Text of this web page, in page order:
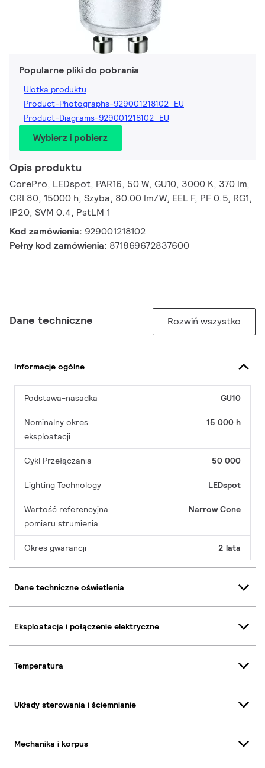
Popularne pliki do pobrania
Ulotka produktu
Product-Photographs-929001218102_EU
Product-Diagrams-929001218102_EU
Wybierz i pobierz
Opis produktu
CorePro, LEDspot, PAR16, 50 W, GU10, 3000 K, 370 lm,
CRI 80, 15000 h, Szyba, 80.00 lm/W, EEL F, PF 0.5, RG1,
IP20, SVM 0.4, PstLM 1
Kod zamówienia: 929001218102
Pełny kod zamówienia: 871869672837600
Dane techniczne Rozwiń wszystko
Informacje ogólne
Podstawa-nasadka GU10
Nominalny okres
eksploatacji
15 000 h
Cykl Przełączania 50 000
Lighting Technology LEDspot
Wartość referencyjna
pomiaru strumienia
Narrow Cone
Okres gwarancji 2 lata
Dane techniczne oświetlenia
Eksploatacja i połączenie elektryczne
Temperatura
Układy sterowania i ściemnianie
Mechanika i korpus